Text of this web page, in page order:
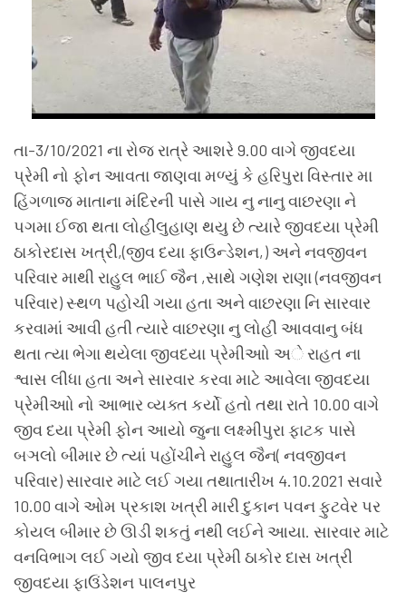
તા-3/10/2021 ના રોજ રાત્રે આશરે 9.00 વાગે જીવદયા
પ્રેમી નો ફોન આવતા જાણવા મળ્યું કે હરિપુરા વિસ્તાર મા
હિંગળાજ માતાના મંદિરની પાસે ગાય નુ નાનુ વાછરણા ને
પગમા ઈજા થતા લોહીલુહાણ થયુ છે ત્યારે જીવદયા પ્રેમી
ઠાકોરદાસ ખત્રી,(જીવ દયા ફાઉન્ડેશન,) અને નવજીવન
પરિવાર માથી રાહુલ ભાઈ જૈન ,સાથે ગણેશ રાણા (નવજીવન
પરિવાર) સ્થળ પહોચી ગયા હતા અને વાછરણા નિ સારવાર
કરવામાં આવી હતી ત્યારે વાછરણા નુ લોહી આવવાનુ બંધ
થતા ત્યા ભેગા થયેલા જીવદયા પ્રેમીઆો અે રાહત ના
શ્વાસ લીધા હતા અને સારવાર કરવા માટે આવેલા જીવદયા
પ્રેમીઆો નો આભાર વ્યક્ત કર્યો હતો તથા રાતે 10.00 વાગે
જીવ દયા પ્રેમી ફોન આયો જુના લક્ષ્મીપુરા ફાટક પાસે
બઞલો બીમાર છે ત્યાં પહોંચીને રાહુલ જૈન( નવજીવન
પરિવાર) સારવાર માટે લઈ ગયા તથાતારીખ 4.10.2021 સવારે
10.00 વાગે ઓમ પ્રકાશ ખત્રી મારી દુકાન પવન ફુટવેર પર
કોયલ બીમાર છે ઊડી શકતું નથી લઈને આયા. સારવાર માટે
વનવિભાગ લઈ ગયો જીવ દયા પ્રેમી ઠાકોર દાસ ખત્રી
જીવદયા ફાઉંડેશન પાલનપુર